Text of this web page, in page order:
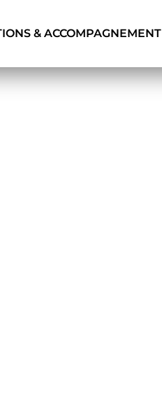
& ACCOMPAGNEMENT